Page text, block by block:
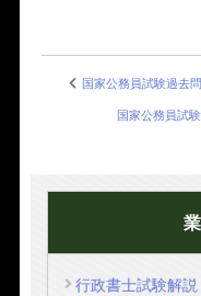
国家公務員試験過去
国家公務員試
行政書士試験解説